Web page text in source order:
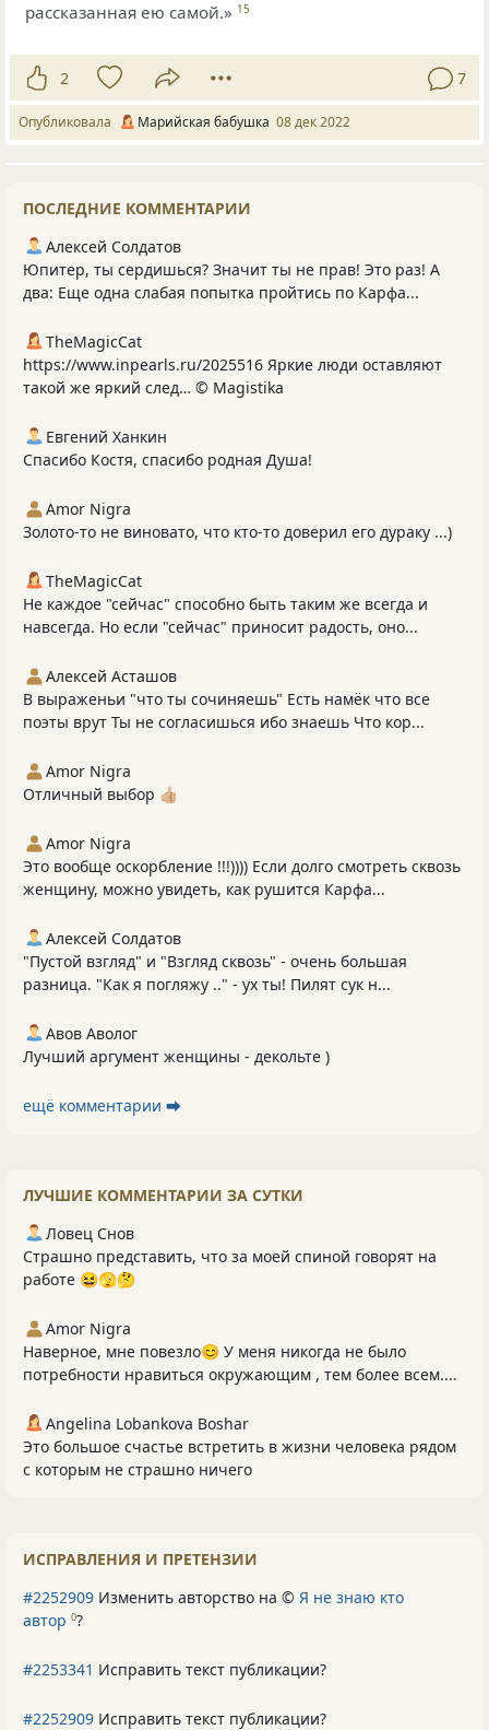
рассказанная ею самой.» 15
2 7
Опубликовала Марийская бабушка 08 дек 2022
ПОСЛЕДНИЕ КОММЕНТАРИИ
Алексей Солдатов
Юпитер, ты сердишься? Значит ты не прав! Это раз! А
два: Еще одна слабая попытка пройтись по Карфа...
TheMagicCat
https://www.inpearls.ru/2025516 Яркие люди оставляют
такой же яркий след… © Magistika
Евгений Ханкин
Спасибо Костя, спасибо родная Душа!
Amor Nigra
Золото-то не виновато, что кто-то доверил его дураку ...)
TheMagicCat
Не каждое "сейчас" способно быть таким же всегда и
навсегда. Но если "сейчас" приносит радость, оно...
Алексей Асташов
В выраженьи "что ты сочиняешь" Есть намёк что все
поэты врут Ты не согласишься ибо знаешь Что кор...
Amor Nigra
Отличный выбор 👍🏼
Amor Nigra
Это вообще оскорбление !!!)))) Если долго смотреть сквозь
женщину, можно увидеть, как рушится Карфа...
Алексей Солдатов
"Пустой взгляд" и "Взгляд сквозь" - очень большая
разница. "Как я погляжу .." - ух ты! Пилят сук н...
Авов Аволог
Лучший аргумент женщины - декольте )
ещё комментарии ⮕
ЛУЧШИЕ КОММЕНТАРИИ ЗА СУТКИ
Ловец Снов
Страшно представить, что за моей спиной говорят на
работе 😆🫣🤔
Amor Nigra
Наверное, мне повезло😊 У меня никогда не было
потребности нравиться окружающим , тем более всем....
Angelina Lobankova Boshar
Это большое счастье встретить в жизни человека рядом
с которым не страшно ничего
ИСПРАВЛЕНИЯ И ПРЕТЕНЗИИ
#2252909 Изменить авторство на © Я не знаю кто
автор 0?
#2253341 Исправить текст публикации?
#2252909 Исправить текст публикации?